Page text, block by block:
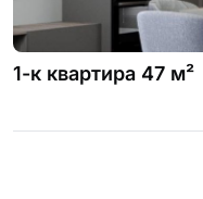
1-к квартира 47 м²